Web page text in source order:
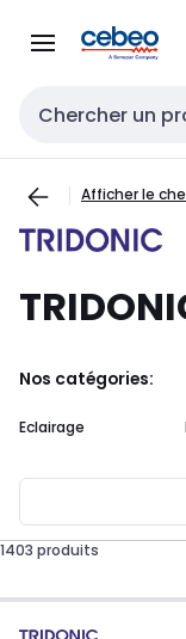
navigationau
Entrée de
Afficher le
Nos catégories:
Eclairage
1403 produits